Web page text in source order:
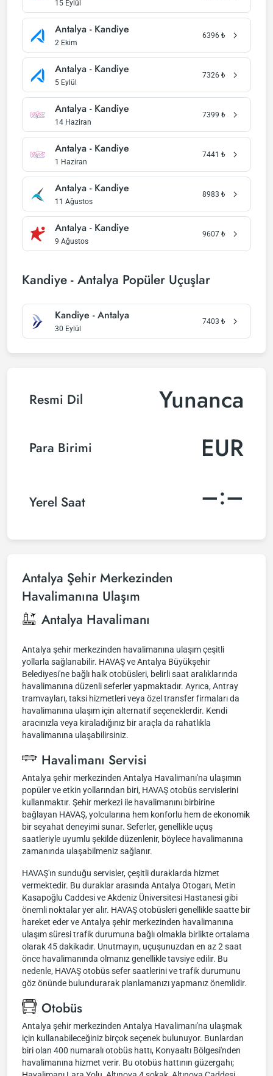
15 Eylül
Antalya - Kandiye
2 Ekim
6396 ₺
Antalya - Kandiye
5 Eylül
7326 ₺
Antalya - Kandiye
14 Haziran
7399 ₺
Antalya - Kandiye
1 Haziran
7441 ₺
Antalya - Kandiye
11 Ağustos
8983 ₺
Antalya - Kandiye
9 Ağustos
9607 ₺
Kandiye - Antalya Popüler Uçuşlar
Kandiye - Antalya
30 Eylül
7403 ₺
Resmi Dil Yunanca
Para Birimi EUR
Yerel Saat –:–
Antalya Şehir Merkezinden
Havalimanına Ulaşım
Antalya Havalimanı
Antalya şehir merkezinden havalimanına ulaşım çeşitli
yollarla sağlanabilir. HAVAŞ ve Antalya Büyükşehir
Belediyesi'ne bağlı halk otobüsleri, belirli saat aralıklarında
havalimanına düzenli seferler yapmaktadır. Ayrıca, Antray
tramvayları, taksi hizmetleri veya özel transfer firmaları da
havalimanına ulaşım için alternatif seçeneklerdir. Kendi
aracınızla veya kiraladığınız bir araçla da rahatlıkla
havalimanına ulaşabilirsiniz.
Havalimanı Servisi
Antalya şehir merkezinden Antalya Havalimanı'na ulaşımın
popüler ve etkin yollarından biri, HAVAŞ otobüs servislerini
kullanmaktır. Şehir merkezi ile havalimanını birbirine
bağlayan HAVAŞ, yolcularına hem konforlu hem de ekonomik
bir seyahat deneyimi sunar. Seferler, genellikle uçuş
saatleriyle uyumlu şekilde düzenlenir, böylece havalimanına
zamanında ulaşabilmeniz sağlanır.
HAVAŞ'ın sunduğu servisler, çeşitli duraklarda hizmet
vermektedir. Bu duraklar arasında Antalya Otogarı, Metin
Kasapoğlu Caddesi ve Akdeniz Üniversitesi Hastanesi gibi
önemli noktalar yer alır. HAVAŞ otobüsleri genellikle saatte bir
hareket eder ve Antalya şehir merkezinden havalimanına
ulaşım süresi trafik durumuna bağlı olmakla birlikte ortalama
olarak 45 dakikadır. Unutmayın, uçuşunuzdan en az 2 saat
önce havalimanında olmanız genellikle tavsiye edilir. Bu
nedenle, HAVAŞ otobüs sefer saatlerini ve trafik durumunu
göz önünde bulundurarak planlamanızı yapmanız önemlidir.
Otobüs
Antalya şehir merkezinden Antalya Havalimanı'na ulaşmak
için kullanabileceğiniz birçok seçenek bulunuyor. Bunlardan
biri olan 400 numaralı otobüs hattı, Konyaaltı Bölgesi'nden
havalimanına hizmet verir. Bu otobüs hattının güzergahı;